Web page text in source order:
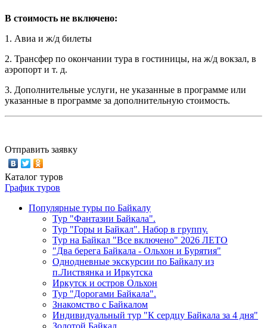
В стоимость не включено:
1. Авиа и ж/д билеты
2. Трансфер по окончании тура в гостиницы, на ж/д вокзал, в
аэропорт и т. д.
3. Дополнительные услуги, не указанные в программе или
указанные в программе за дополнительную стоимость.
Отправить заявку
Каталог туров
График туров
Популярные туры по Байкалу
Тур "Фантазии Байкала".
Тур "Горы и Байкал". Набор в группу.
Тур на Байкал "Все включено" 2026 ЛЕТО
"Два берега Байкала - Ольхон и Бурятия"
Однодневные экскурсии по Байкалу из
п.Листвянка и Иркутска
Иркутск и остров Ольхон
Тур "Дорогами Байкала".
Знакомство с Байкалом
Индивидуальный тур "К сердцу Байкала за 4 дня"
Золотой Байкал